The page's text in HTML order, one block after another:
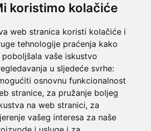
koristimo kolačiće
web stranica koristi kolačiće i
tehnologije praćenja kako
poboljšala vaše iskustvo
u sljedeće svrhe:
osnovnu funkcionalnost
stranice, za pružanje boljeg
na web stranici, za
vašeg interesa za naše
povrat novaca
Roba za novac
podrška
na raspolaganju
plaćanje
kamata